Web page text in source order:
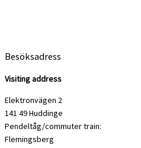
Besöksadress
Visiting address
Elektronvägen 2
141 49 Huddinge
Pendeltåg/commuter train:
Flemingsberg